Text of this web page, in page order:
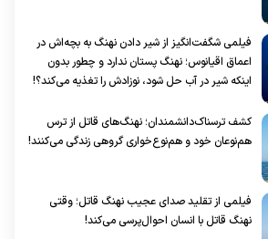
فیلمی شگفت‌انگیز از شیر دادن نهنگ به بچه‌اش در
اعماق اقیانوس؛ نهنگ پستان ندارد و چطور بدون
اینکه شیر در آب حل شود، نوزادش را تغذیه می‌کند؟!
کشف ترسناک‌دانشمندان؛ نهنگ‌های قاتل از ترس
هم‌نوعان خود و هم‌نوع‌خواری گروهی زندگی می‌کنند!
فیلمی از تقلید صدای عجیب نهنگ قاتل؛ وقتی
نهنگ قاتل با انسان احوال‌پرسی می‌کند!